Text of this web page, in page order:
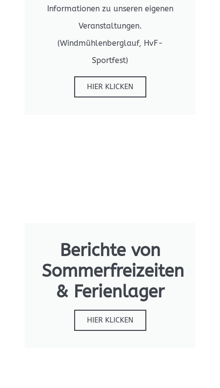
Informationen zu unseren eigenen
Veranstaltungen.
(Windmühlenberglauf, HvF-
Sportfest)
HIER KLICKEN
Berichte von
Sommerfreizeiten
& Ferienlager
HIER KLICKEN